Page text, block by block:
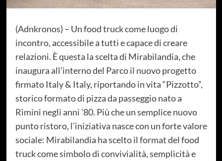
(Adnkronos) – Un food truck come luogo di
incontro, accessibile a tutti e capace di creare
relazioni. È questa la scelta di Mirabilandia, che
inaugura all’interno del Parco il nuovo progetto
firmato Italy & Italy, riportando in vita “Pizzotto”,
storico formato di pizza da passeggio nato a
Rimini negli anni ’80. Più che un semplice nuovo
punto ristoro, l’iniziativa nasce con un forte valore
sociale: Mirabilandia ha scelto il format del food
truck come simbolo di convivialità, semplicità e